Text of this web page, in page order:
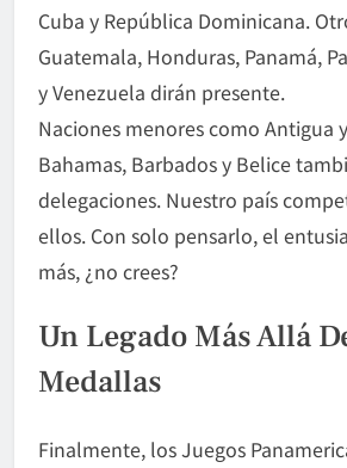
Cuba y República Dominicana.
Guatemala, Honduras, Panamá,
y Venezuela dirán presente.
Naciones menores como Antigua
Bahamas, Barbados y Belice
delegaciones. Nuestro país
ellos. Con solo pensarlo, el
más, ¿no crees?
Un Legado Más Allá
Medallas
Finalmente, los Juegos